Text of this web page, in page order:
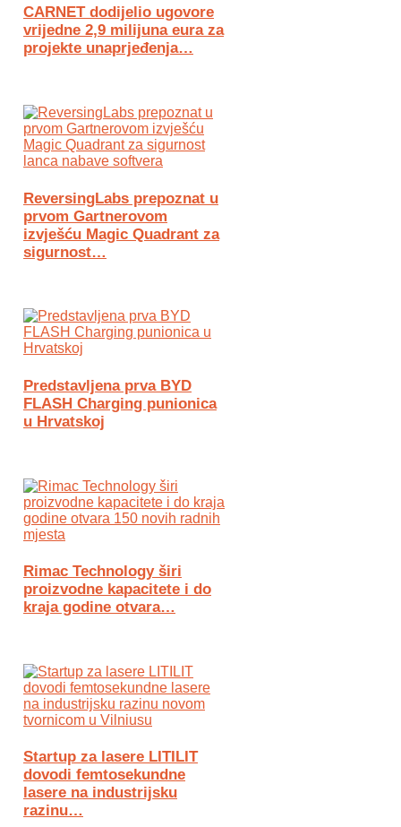
CARNET dodijelio ugovore
vrijedne 2,9 milijuna eura za
projekte unaprjeđenja…
ReversingLabs prepoznat u
prvom Gartnerovom
izvješću Magic Quadrant za
sigurnost…
Predstavljena prva BYD
FLASH Charging punionica
u Hrvatskoj
Rimac Technology širi
proizvodne kapacitete i do
kraja godine otvara…
Startup za lasere LITILIT
dovodi femtosekundne
lasere na industrijsku
razinu…